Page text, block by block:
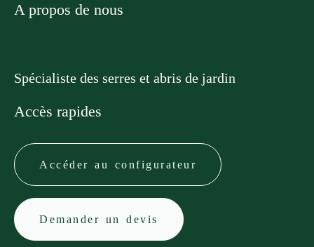
A propos de nous
Spécialiste des serres et abris de jardin
Accès rapides
Accéder au configurateur
Demander un devis